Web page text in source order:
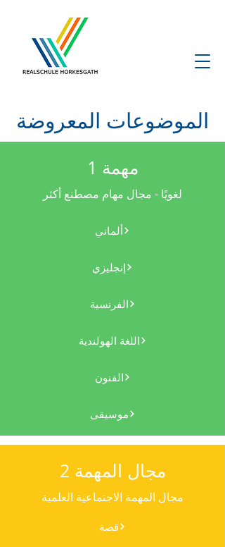
الموضوعات المعروضة
مهمة 1
لغويًا - مجال مهام مصطنع أكثر
ألماني
إنجليزي
الفرنسية
اللغة الهولندية
الفنون
موسيقى
مجال المهمة 2
مجال المهمة الاجتماعية العلمية
قصة